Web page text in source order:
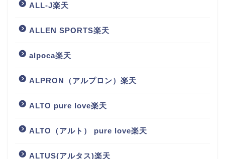
ALL-J楽天
ALLEN SPORTS楽天
alpoca楽天
ALPRON（アルプロン）楽天
ALTO pure love楽天
ALTO（アルト） pure love楽天
ALTUS(アルタス)楽天